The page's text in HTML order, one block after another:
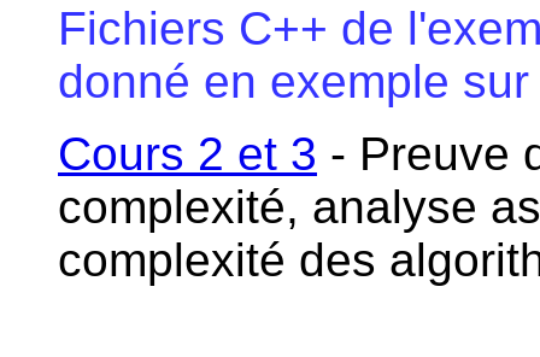
Fichiers C++ de
donné en exemple
Cours 2 et 3 - Preuve
complexité, analyse
complexité des